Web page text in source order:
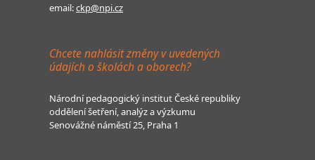
email:ckp@npi.cz
Chcete nahlásit změny v uvedených
údajích o školách a oborech?
Národní pedagogický institut České republiky
oddělení šetření, analýz a výzkumu
Senovážné náměstí 25, Praha 1